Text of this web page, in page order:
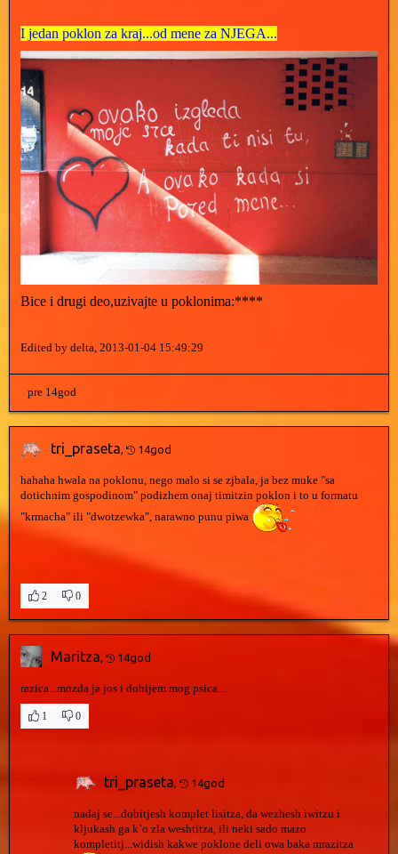
I jedan poklon za kraj...od mene za NJEGA...
Bice i drugi deo,uzivajte u poklonima:****
Edited by delta, 2013-01-04 15:49:29
pre 14god
tri_praseta 14god
hahaha hwala na poklonu, nego malo si se zjbala, ja bez muke "sa
dotichnim gospodinom" podizhem onaj timitzin poklon i to u formatu
"krmacha" ili "dwotzewka", narawno punu piwa
2 0
Maritza 14god
razica...mozda ja jos i dobijem mog psica....
1 0
tri_praseta 14god
nadaj se...dobitjesh komplet lisitza, da wezhesh iwitzu i
kljukash ga k`o zla weshtitza, ili neki sado mazo
kompletitj...widish kakwe poklone deli owa baka mrazitza